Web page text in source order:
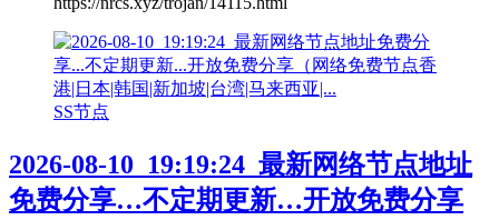
SS节点
2026-08-10_19:19:24_最新网络节点地址
免费分享…不定期更新…开放免费分享